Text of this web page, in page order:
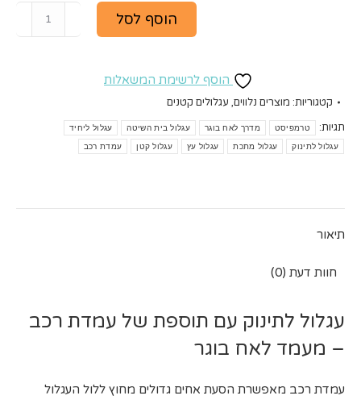
הוסף לסל
הוסף לרשימת המשאלות
קטגוריות: מוצרים נלווים, עגלולים קטנים
תגיות:
טרמפיסט מדרך לאח בוגר עגלול בית השיטה עגלול ליחיד
עגלול לתינוק עגלול מתכת עגלול עץ עגלול קטן עמדת רכב
תיאור
חוות דעת (0)
עגלול לתינוק עם תוספת של עמדת רכב
– מעמד לאח בוגר
עמדת רכב מאפשרת הסעת אחים גדולים מחוץ ללול העגלול